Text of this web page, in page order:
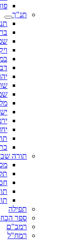
תנ"ך
תורה
תפילה
ספר
רמב"ם
רמח"ל